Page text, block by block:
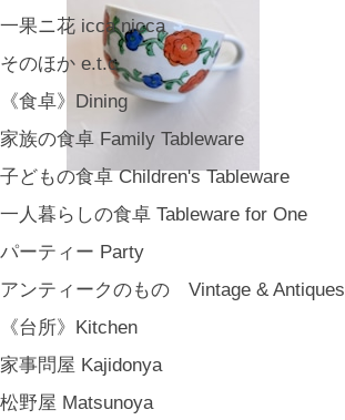
一果ニ花 icca nicca
そのほか e.t.c
《食卓》Dining
家族の食卓 Family Tableware
子どもの食卓 Children's Tableware
一人暮らしの食卓 Tableware for One
パーティー Party
アンティークのもの Vintage & Antiques
《台所》Kitchen
家事問屋 Kajidonya
松野屋 Matsunoya